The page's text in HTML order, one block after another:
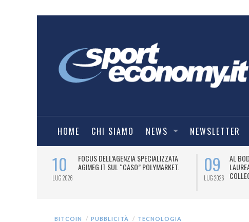
HOME CHI SIAMO NEWS NEWSLETTER
DELL’AGENZIA SPECIALIZZATA
SUL “CASO” POLYMARKET.
09
AL BODYBUILDER ANDREA PRESTI LA
LAUREA HONORIS CAUSA DELL’ASOMI
COLLEGE OF SCIENCES.
BITCOIN PUBBLICITÀ TECNOLOGIA